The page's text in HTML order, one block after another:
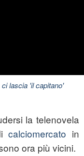
lascia 'il capitano'
la telenovela
calciomercato in
ora più vicini.